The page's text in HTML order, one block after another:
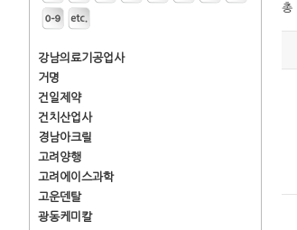
강남의료기공업사
거명
건일제약
건치산업사
경남아크릴
고려양행
고려에이스과학
고운덴탈
광동케미칼
총